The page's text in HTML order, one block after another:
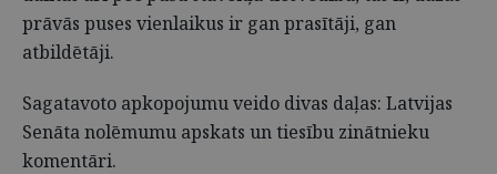
prāvās puses vienlaikus ir gan prasītāji, gan
atbildētāji.
Sagatavoto apkopojumu veido divas daļas: Latvijas
Senāta nolēmumu apskats un tiesību zinātnieku
komentāri.